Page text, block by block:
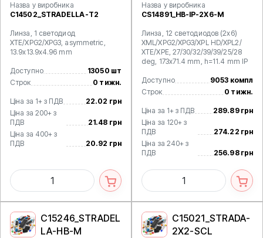
Назва у виробника
C14502_STRADELLA-T2
Линза, 1 светодиод
XTE/XPG2/XPG3, asymmetric,
13.9x13.9x4.96 mm
Доступно
13050 шт
Строк
0 тижн.
Ціна за 1+ з ПДВ
22.02 грн
Ціна за 200+ з
ПДВ
21.48 грн
Ціна за 400+ з
ПДВ
20.92 грн
Назва у виробника
CS14891_HB-IP-2X6-M
Линза, 12 светодиодов (2x6)
XML/XPG2/XPG3/XPL HD/XPL2/
XTE/XPE, 27/30/32/39/39/25/28
deg, 173x71.4 mm, h=11.4 mm IP
Доступно
9053 компл
Строк
0 тижн.
Ціна за 1+ з ПДВ
289.89 грн
Ціна за 120+ з
ПДВ
274.22 грн
Ціна за 240+ з
ПДВ
256.98 грн
C15246_STRADEL
LA-HB-M
C15021_STRADA-
2X2-SCL